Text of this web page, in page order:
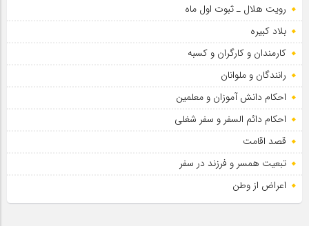
رویت هلال ـ ثبوت اول ماه
بلاد کبیره
کارمندان و کارگران و کسبه
رانندگان و ملوانان
احکام دانش آموزان و معلمین
احکام دائم السفر و سفر شغلی
قصد اقامت
تبعیت همسر و فرزند در سفر
اعراض از وطن